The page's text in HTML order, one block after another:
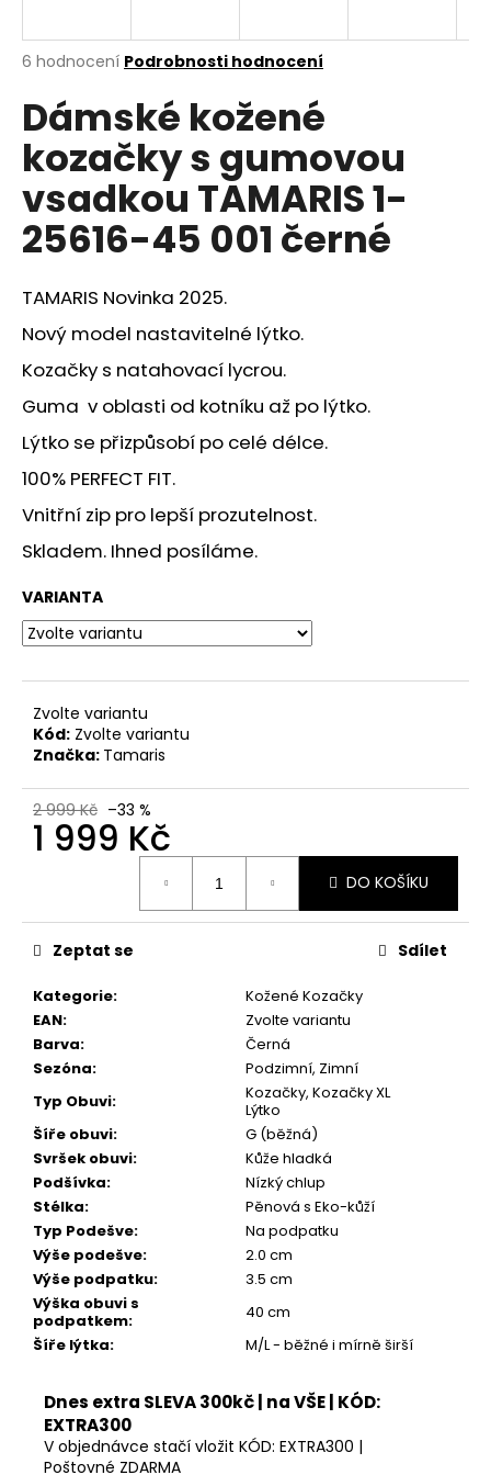
Průměrné
produktu
je
4,3
5
hvězdiček.
6 hodnocení Podrobnosti hodnocení
Dámské kožené
kozačky s gumovou
vsadkou TAMARIS 1-
25616-45 001 černé
TAMARIS Novinka 2025.
Nový model nastavitelné lýtko.
Kozačky s natahovací lycrou.
Guma v oblasti od kotníku až po lýtko.
Lýtko se přizpůsobí po celé délce.
100% PERFECT FIT.
Vnitřní zip pro lepší prozutelnost.
Skladem. Ihned posíláme.
VARIANTA
Zvolte variantu
Kód: Zvolte variantu
Značka: Tamaris
2 999 Kč –33 %
1 999 Kč
DO KOŠÍKU
Kategorie:
Kožené Kozačky
EAN:
Zvolte variantu
Barva:
Černá
Sezóna:
Podzimní, Zimní
Typ Obuvi:
Kozačky, Kozačky XL
Lýtko
Šíře obuvi:
G (běžná)
Svršek obuvi:
Kůže hladká
Podšívka:
Nízký chlup
Stélka:
Pěnová s Eko-kůží
Typ Podešve:
Na podpatku
Výše podešve:
2.0 cm
Výše podpatku:
3.5 cm
Výška obuvi s
podpatkem:
40 cm
Šíře lýtka: M/L - běžné i mírně širší
Zeptat se Sdílet
Dnes extra SLEVA 300kč | na VŠE | KÓD:
EXTRA300
V objednávce stačí vložit KÓD: EXTRA300 |
Poštovné ZDARMA
j
t
?
HLEDAT
D
o
p
o
r
u
č
u
j
e
m
e
DÁMSKÉ
NA
PODPATKU
MARCO
2-
28107-
42
876
Kč